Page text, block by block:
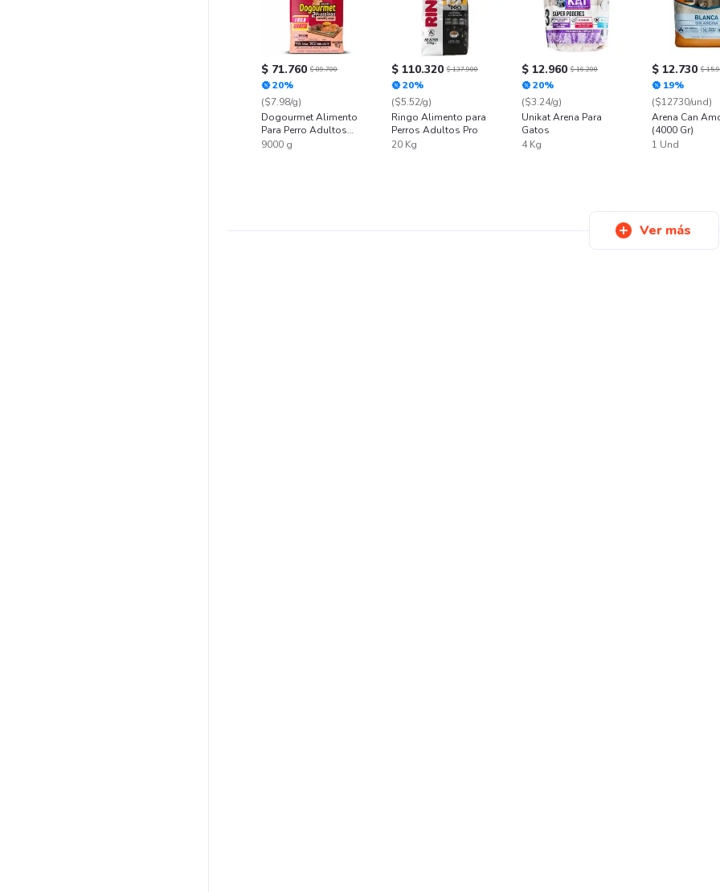
$ 71.760 $ 89.700
20%
($7.98/g)
Dogourmet Alimento
Para Perro Adultos
Salmón y Carne
9000 g
$ 110.320 $ 137.900
20%
($5.52/g)
Ringo Alimento para
Perros Adultos Pro
20 Kg
$ 12.960 $ 16.200
20%
($3.24/g)
Unikat Arena Para
Gatos
4 Kg
$ 12.730 $
19%
($12730/und)
Arena Can
(4000 Gr)
1 Und
Ver más